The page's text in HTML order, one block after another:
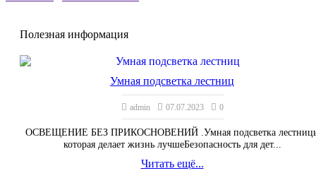
Полезная информация
Умная подсветка лестниц
admin 07.07.2023 0
ОСВЕЩЕНИЕ БЕЗ ПРИКОСНОВЕНИЙ .Умная подсветка
которая делает жизнь лучшеБезопасность для дет...
Читать ещё...